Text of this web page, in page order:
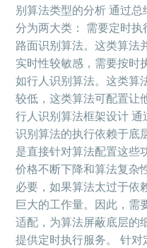
别算法类型的分析 通过
分为两大类： 需要定时执
路面识别算法。这类算法
实时性较敏感，需要按时
如行人识别算法。这类算
较低，这类算法可配置让
行人识别算法框架设计
识别算法的执行依赖于底
是直接针对算法配置这些
价格不断下降和算法复杂
必要，如果算法太过于依
巨大的工作量。因此，需
适配，为算法屏蔽底层的
提供定时执行服务。 针